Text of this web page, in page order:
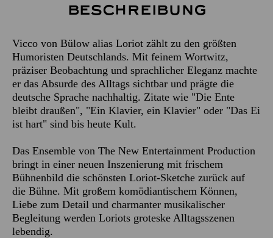
Beschreibung
Vicco von Bülow alias Loriot zählt zu den größten
Humoristen Deutschlands. Mit feinem Wortwitz,
präziser Beobachtung und sprachlicher Eleganz machte
er das Absurde des Alltags sichtbar und prägte die
deutsche Sprache nachhaltig. Zitate wie "Die Ente
bleibt draußen", "Ein Klavier, ein Klavier" oder "Das Ei
ist hart" sind bis heute Kult.
Das Ensemble von The New Entertainment Production
bringt in einer neuen Inszenierung mit frischem
Bühnenbild die schönsten Loriot-Sketche zurück auf
die Bühne. Mit großem komödiantischem Können,
Liebe zum Detail und charmanter musikalischer
Begleitung werden Loriots groteske Alltagsszenen
lebendig.